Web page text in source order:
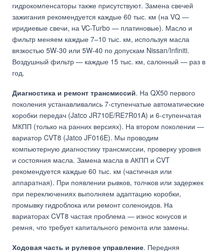
гидрокомпенсаторы также присутствуют. Замена свечей
зажигания рекомендуется каждые 60 тыс. км (на VQ —
иридиевые свечи, на VC-Turbo — платиновые). Масло и
фильтр меняем каждые 7–10 тыс. км, используя масла
вязкостью 5W-30 или 5W-40 по допускам Nissan/Infiniti.
Воздушный фильтр — каждые 15 тыс. км, салонный — раз в
год.
Диагностика и ремонт трансмиссий. На QX50 первого
поколения устанавливались 7-ступенчатые автоматические
коробки передач (Jatco JR710E/RE7R01A) и 6-ступенчатая
МКПП (только на ранних версиях). На втором поколении —
вариатор CVT8 (Jatco JF016E). Мы проводим
компьютерную диагностику трансмиссии, проверку уровня
и состояния масла. Замена масла в АКПП и CVT
рекомендуется каждые 60 тыс. км (частичная или
аппаратная). При появлении рывков, толчков или задержек
при переключениях выполняем адаптацию коробки,
промывку гидроблока или ремонт соленоидов. На
вариаторах CVT8 частая проблема — износ конусов и
ремня, что требует капитального ремонта или замены.
Ходовая часть и рулевое управление. Передняя